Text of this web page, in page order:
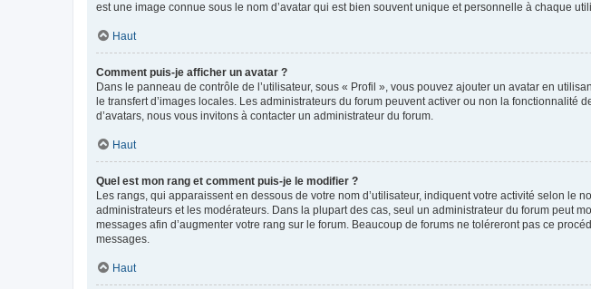
est une image connue sous le nom d’avatar qui est bien souvent unique et personnelle à chaque
Haut
Comment puis-je afficher un avatar ?
Dans le panneau de contrôle de l’utilisateur, sous « Profil », vous pouvez ajouter un avatar en
le transfert d’images locales. Les administrateurs du forum peuvent activer ou non la
d’avatars, nous vous invitons à contacter un administrateur du forum.
Haut
Quel est mon rang et comment puis-je le modifier ?
Les rangs, qui apparaissent en dessous de votre nom d’utilisateur, indiquent votre activité selon
administrateurs et les modérateurs. Dans la plupart des cas, seul un administrateur du forum peut
messages afin d’augmenter votre rang sur le forum. Beaucoup de forums ne toléreront pas ce
messages.
Haut